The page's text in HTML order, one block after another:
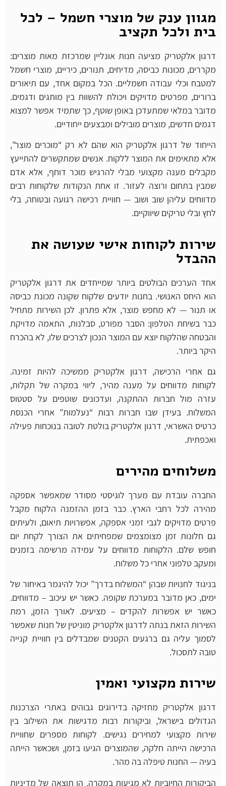
מגוון ענק של מוצרי חשמל – לכל
בית ולכל תקציב
דרגון אלקטריק מציעה חנות אונליין שמרכזת מאות מוצרים:
מקררים, מכונות כביסה, מדיחים, תנורים, כיריים, מוצרי חשמל
למטבח וכלי עבודה חשמליים. הכל במקום אחד, עם תיאורים
ברורים, מפרטים מדויקים ויכולת להשוות בין מותגים ודגמים.
מדובר במלאי שמתעדכן באופן שוטף, כך שתמיד אפשר למצוא
דגמים חדשים, מוצרים מובילים ומבצעים ייחודיים.
הייחוד של דרגון אלקטריק הוא שהם לא רק “מוכרים מוצר”,
אלא מתאימים את המוצר ללקוח. אנשים שמתקשרים להתייעץ
מקבלים מענה מקצועי מבלי להרגיש מוכר דוחף, אלא אדם
שמבין בתחום ורוצה לעזור. זו אחת הנקודות שלקוחות רבים
מדווחים עליהן שוב ושוב — חוויית רכישה רגועה ובטוחה, בלי
לחץ ובלי טריקים שיווקיים.
שירות לקוחות אישי שעושה את
ההבדל
אחד הערכים הבולטים ביותר שמייחדים את דרגון אלקטריק
הוא היחס האנושי. בחנות יודעים שלקוח שקונה מכונת כביסה
או תנור — לא מחפש מוצר, אלא פתרון. לכן השירות מתחיל
כבר בשיחת הטלפון: הסבר מפורט, סבלנות, התאמה מדויקת
והבטחה שהלקוח יוצא עם המוצר הנכון לצרכים שלו, לא בהכרח
היקר ביותר.
גם אחרי הרכישה, דרגון אלקטריק ממשיכה להיות זמינה.
לקוחות מדווחים על מענה מהיר, ליווי במקרה של תקלות,
עזרה מול חברות ההתקנה, ועדכונים שוטפים על סטטוס
המשלוח. בעידן שבו חברות רבות “נעלמות” אחרי הכנסת
כרטיס האשראי, דרגון אלקטריק בולטת לטובה בנוכחות פעילה
ואכפתית.
משלוחים מהירים
החברה עובדת עם מערך לוגיסטי מסודר שמאפשר אספקה
מהירה לכל רחבי הארץ. כבר בזמן ההזמנה הלקוח מקבל
פרטים מדויקים לגבי זמני אספקה, אפשרויות תיאום, ולעיתים
גם חלונות זמן מצומצמים שמפחיתים את הצורך לקחת יום
חופש שלם. הלקוחות מדווחים על עמידה מרשימה בזמנים
ומעקב טלפוני אחרי כל משלוח.
בניגוד לחנויות שבהן “המשלוח בדרך” יכול להיגמר באיחור של
ימים, כאן מדובר במערכת שקופה. כאשר יש עיכוב – מדווחים.
כאשר יש אפשרות להקדים – מציעים. לאורך הזמן, רמת
השירות הזאת בנתה לדרגון אלקטריק מוניטין של חנות שאפשר
לסמוך עליה גם ברגעים הקטנים שמבדלים בין חוויית קנייה
טובה לתסכול.
שירות מקצועי ואמין
דרגון אלקטריק מחזיקה בדירוגים גבוהים באתרי הצרכנות
הגדולים בישראל, וביקורות רבות מדגישות את השילוב בין
שירות מקצועי למחירים נגישים. לקוחות מספרים שחוויית
הרכישה הייתה חלקה, שהמוצרים הגיעו בזמן, ושכאשר הייתה
בעיה — החנות טיפלה בה מהר.
הביקורות החיוביות לא מגיעות במקרה. הן תוצאה של מדיניות